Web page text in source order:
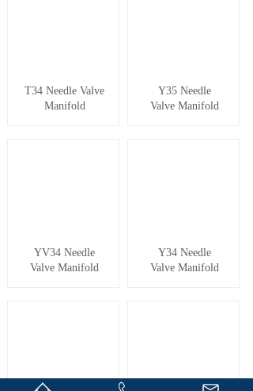
T34 Needle Valve
Manifold
Y35 Needle
Valve Manifold
YV34 Needle
Valve Manifold
Y34 Needle
Valve Manifold